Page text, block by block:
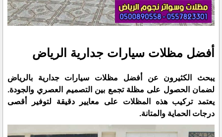
أفضل مظلات سيارات جدارية الرياض
يبحث الكثيرون عن أفضل مظلات سيارات جدارية بالرياض
لضمان الحصول على مظلة تجمع بين التصميم العصري والجودة.
يعتمد تركيب هذه المظلات على معايير دقيقة لتوفير أقصى
درجات الحماية والمتانة.